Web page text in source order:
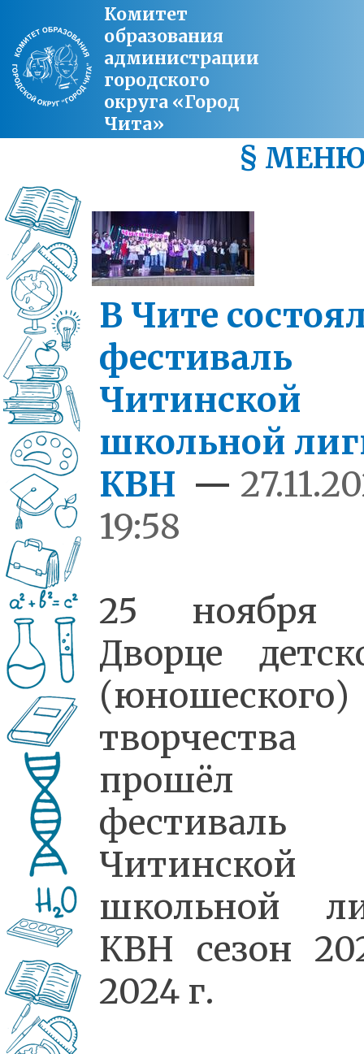
Комитет
образования
администрации
городского
округа «Город
Чита»
§
В Чите
фестиваль
Читинской
школьной
КВН —
19:58
25 ноября
Дворце
(юношеского)
творчества
прошёл
фестиваль
Читинской
школьной
КВН сезон
2024 г.